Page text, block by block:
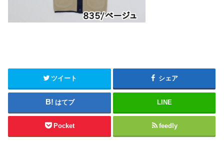
ツイート シェア
はてブ LINE
Pocket feedly